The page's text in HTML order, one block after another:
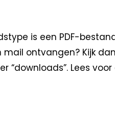
is een PDF-
ontvangen? Kijk
Lees